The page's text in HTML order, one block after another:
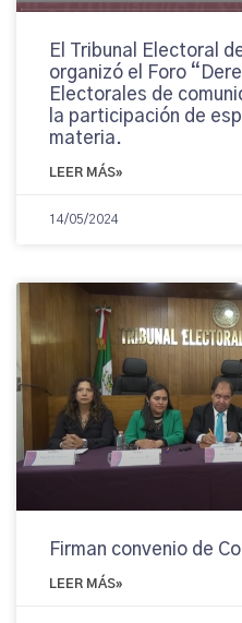
El Tribunal Electoral
organizó el Foro
Electorales de
la participación de
materia.
LEER MÁS»
14/05/2024
Firman convenio de
LEER MÁS»